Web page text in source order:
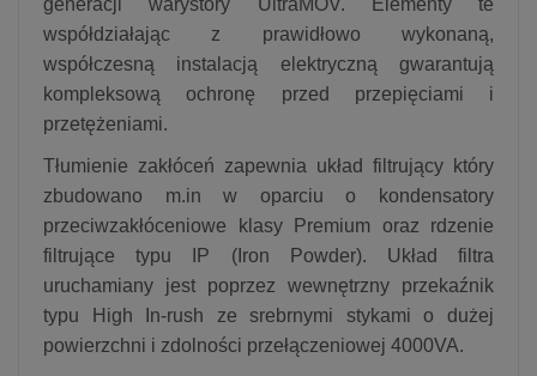
współdziałając z prawidłowo wykonaną,
współczesną instalacją elektryczną gwarantują
kompleksową ochronę przed przepięciami i
przetężeniami.
Tłumienie zakłóceń zapewnia układ filtrujący który
zbudowano m.in w oparciu o kondensatory
przeciwzakłóceniowe klasy Premium oraz rdzenie
filtrujące typu IP (Iron Powder). Układ filtra
uruchamiany jest poprzez wewnętrzny przekaźnik
typu High In-rush ze srebrnymi stykami o dużej
powierzchni i zdolności przełączeniowej 4000VA.